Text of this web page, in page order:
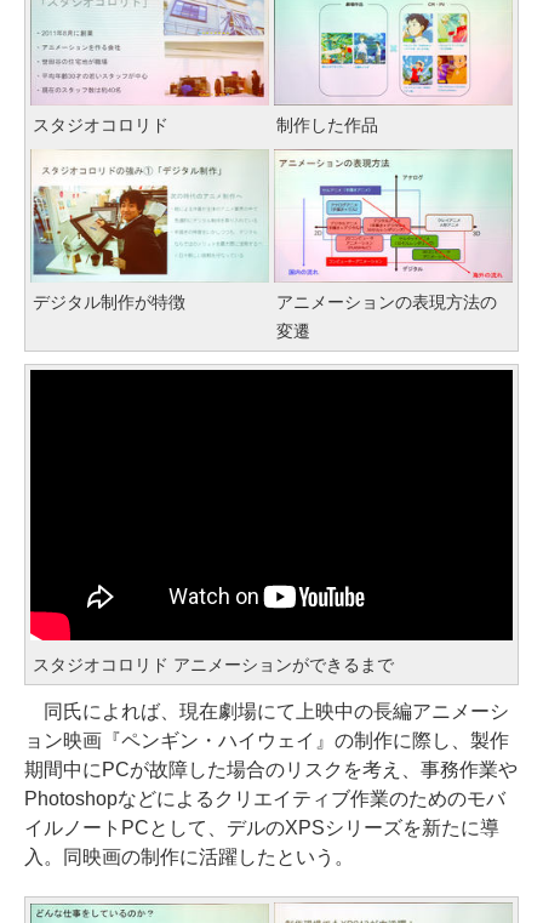
スタジオコロリド 制作した作品
デジタル制作が特徴
アニメーションの表現方法の
変遷
スタジオコロリド アニメーションができるまで
同氏によれば、現在劇場にて上映中の長編アニメーシ
ョン映画『ペンギン・ハイウェイ』の制作に際し、製作
期間中にPCが故障した場合のリスクを考え、事務作業や
Photoshopなどによるクリエイティブ作業のためのモバ
イルノートPCとして、デルのXPSシリーズを新たに導
入。同映画の制作に活躍したという。